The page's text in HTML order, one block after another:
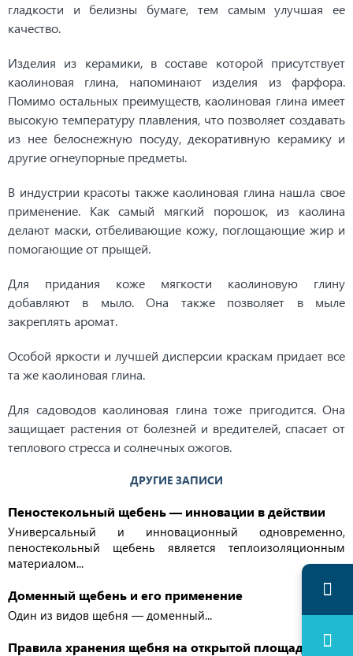
гладкости и белизны бумаге, тем самым улучшая ее
качество.
Изделия из керамики, в составе которой присутствует
каолиновая глина, напоминают изделия из фарфора.
Помимо остальных преимуществ, каолиновая глина имеет
высокую температуру плавления, что позволяет создавать
из нее белоснежную посуду, декоративную керамику и
другие огнеупорные предметы.
В индустрии красоты также каолиновая глина нашла свое
применение. Как самый мягкий порошок, из каолина
делают маски, отбеливающие кожу, поглощающие жир и
помогающие от прыщей.
Для придания коже мягкости каолиновую глину
добавляют в мыло. Она также позволяет в мыле
закреплять аромат.
Особой яркости и лучшей дисперсии краскам придает все
та же каолиновая глина.
Для садоводов каолиновая глина тоже пригодится. Она
защищает растения от болезней и вредителей, спасает от
теплового стресса и солнечных ожогов.
ДРУГИЕ ЗАПИСИ
Пеностекольный щебень — инновации в действии
Универсальный и инновационный одновременно,
пеностекольный щебень является теплоизоляционным
материалом...
Доменный щебень и его применение
Один из видов щебня — доменный...
Правила хранения щебня на открытой площадке